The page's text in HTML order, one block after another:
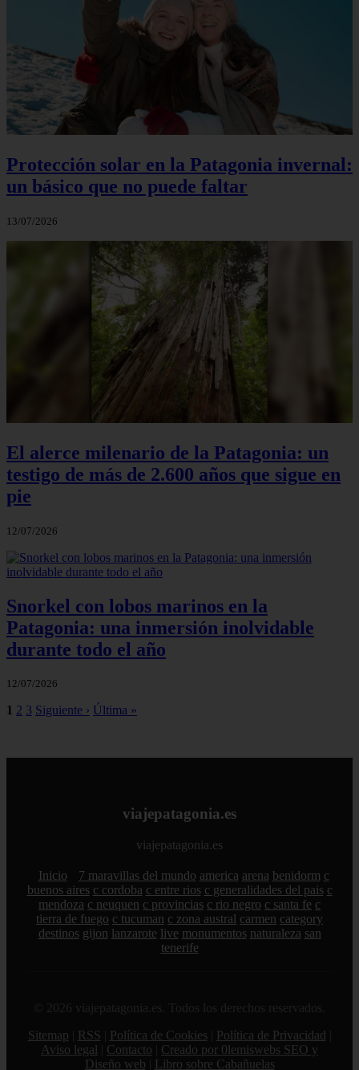
Protección solar en la Patagonia invernal:
un básico que no puede faltar
13/07/2026
El alerce milenario de la Patagonia: un
testigo de más de 2.600 años que sigue en
pie
12/07/2026
Snorkel con lobos marinos en la
Patagonia: una inmersión inolvidable
durante todo el año
12/07/2026
1 2 3 Siguiente › Última »
viajepatagonia.es
viajepatagonia.es
Inicio 7 maravillas del mundo america arena benidorm c
buenos aires c cordoba c entre rios c generalidades del pais c
mendoza c neuquen c provincias c rio negro c santa fe c
tierra de fuego c tucuman c zona austral carmen category
destinos gijon lanzarote live monumentos naturaleza san
tenerife
© 2026 viajepatagonia.es. Todos los derechos reservados.
Sitemap
RSS Política de Cookies Política de Privacidad
Aviso legal
Contacto
Creado por 0lemiswebs SEO y
Diseño web
Libro sobre Cabañuelas